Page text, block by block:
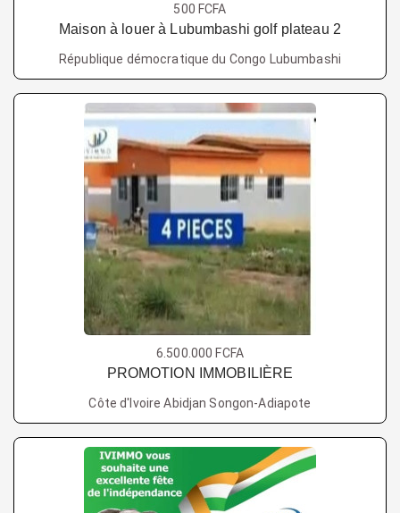
500 FCFA
Maison à louer à Lubumbashi golf plateau 2
République démocratique du Congo Lubumbashi
6.500.000 FCFA
PROMOTION IMMOBILIÈRE
Côte d'Ivoire Abidjan Songon-Adiapote